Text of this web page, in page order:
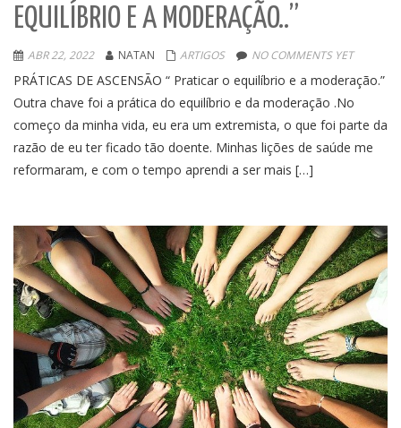
EQUILÍBRIO E A MODERAÇÃO..”
ABR 22, 2022 NATAN ARTIGOS NO COMMENTS YET
PRÁTICAS DE ASCENSÃO “ Praticar o equilíbrio e a moderação.”
Outra chave foi a prática do equilíbrio e da moderação .No
começo da minha vida, eu era um extremista, o que foi parte da
razão de eu ter ficado tão doente. Minhas lições de saúde me
reformaram, e com o tempo aprendi a ser mais […]